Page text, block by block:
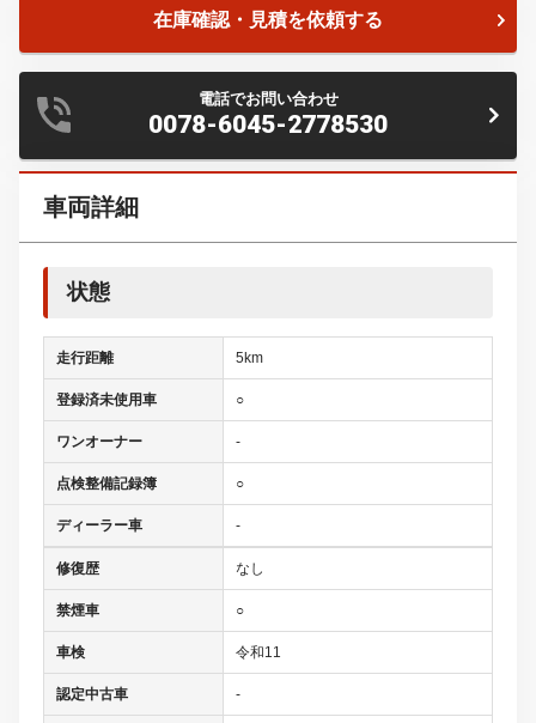
在庫確認・見積を依頼する
電話でお問い合わせ
0078-6045-2778530
車両詳細
状態
走行距離 5km
登録済未使用車 ○
ワンオーナー -
点検整備記録簿 ○
ディーラー車 -
修復歴 なし
禁煙車 ○
車検 令和11
認定中古車 -